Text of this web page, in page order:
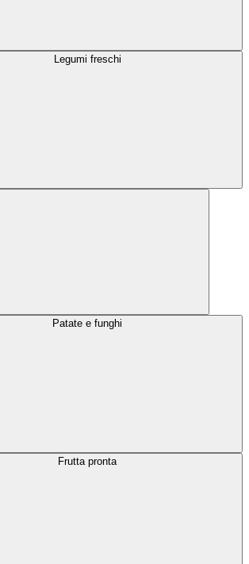
Legumi freschi
Patate e funghi
Frutta pronta